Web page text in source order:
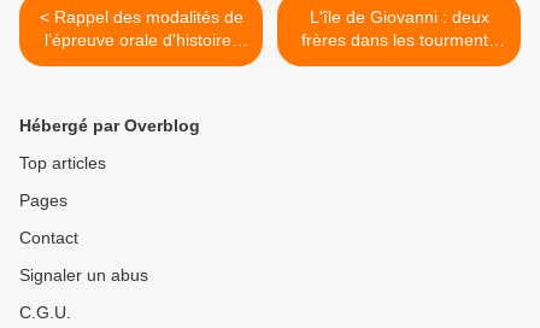
< Rappel des modalités de
l’épreuve orale d'histoire-
géo de Terminale S
L'île de Giovanni : deux
frères dans les tourments
de l'histoire >
Hébergé par Overblog
Top articles
Pages
Contact
Signaler un abus
C.G.U.